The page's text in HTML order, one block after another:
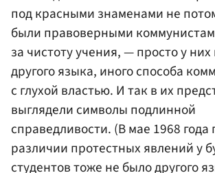
под красными знаменами не
были правоверными
за чистоту учения, — просто у
другого языка, иного способа
с глухой властью. И так в их
выглядели символы подлинной
справедливости. (В мае 1968 года
различии протестных явлений у
студентов тоже не было другого